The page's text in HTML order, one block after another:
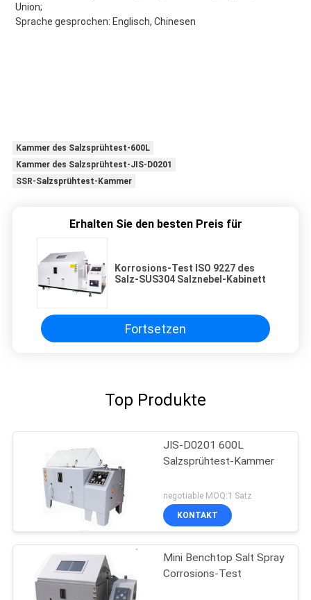
Union;
Sprache gesprochen: Englisch, Chinesen
Kammer des Salzsprühtest-600L
Kammer des Salzsprühtest-JIS-D0201
SSR-Salzsprühtest-Kammer
Erhalten Sie den besten Preis für
Korrosions-Test ISO 9227 des
Salz-SUS304 Salznebel-Kabinett
Fortsetzen
Top Produkte
JIS-D0201 600L
Salzsprühtest-Kammer
negotiable MOQ:1 Satz
KONTAKT
Mini Benchtop Salt Spray
Corrosions-Test